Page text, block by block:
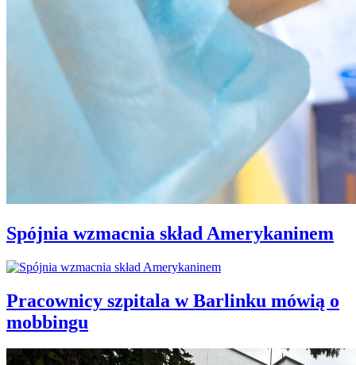
Spójnia wzmacnia skład Amerykaninem
Pracownicy szpitala w Barlinku mówią o
mobbingu